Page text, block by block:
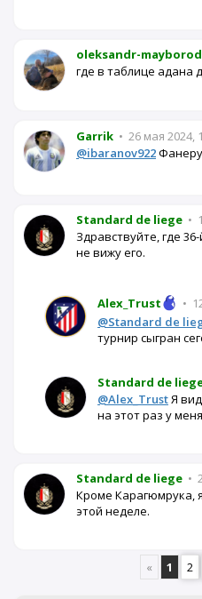
oleksandr-
где в таблице адана
Garrik • 26 мая 2024,
@ibaranov922Фанеру
Standard de liege •
Здравствуйте, где
не вижу его.
Alex_Trust •
@Standard de
турнир сыгран
Standard de
@Alex_TrustЯ
на этот раз у
Standard de liege •
Кроме Карагюмрука,
этой неделе.
« 1 2